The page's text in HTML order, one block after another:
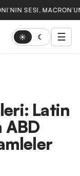
SESI,
☀ ☾ ☰
Latin
ABD